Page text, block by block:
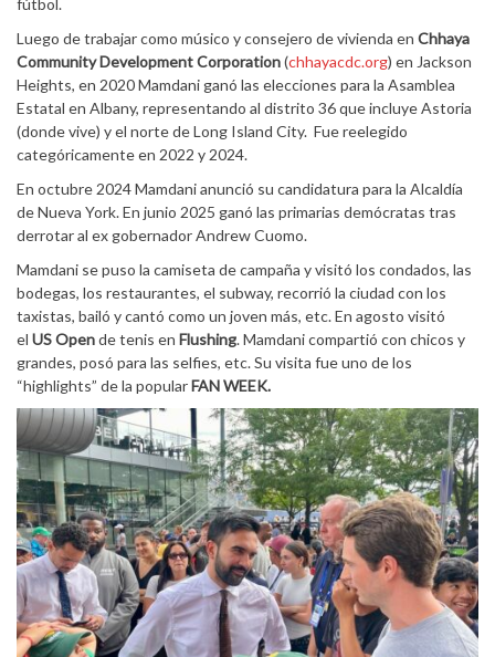
Luego de trabajar como músico y consejero de vivienda en Chhaya
Community Development Corporation(chhayacdc.org) en Jackson
Heights, en 2020 Mamdani ganó las elecciones para la Asamblea
Estatal en Albany, representando al distrito 36 que incluye Astoria
(donde vive) y el norte de Long Island City. Fue reelegido
categóricamente en 2022 y 2024.
En octubre 2024 Mamdani anunció su candidatura para la Alcaldía
de Nueva York. En junio 2025 ganó las primarias demócratas tras
derrotar al ex gobernador Andrew Cuomo.
Mamdani se puso la camiseta de campaña y visitó los condados, las
bodegas, los restaurantes, el subway, recorrió la ciudad con los
taxistas, bailó y cantó como un joven más, etc. En agosto visitó
el US Opende tenis en Flushing. Mamdani compartió con chicos y
grandes, posó para las selfies, etc. Su visita fue uno de los
“highlights” de la popularFAN WEEK.